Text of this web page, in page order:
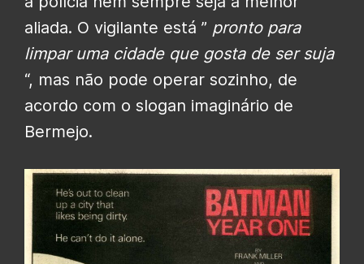
aliada. O vigilante está ” pronto para
limpar uma cidade que gosta de ser suja
“, mas não pode operar sozinho, de
acordo com o slogan imaginário de
Bermejo.